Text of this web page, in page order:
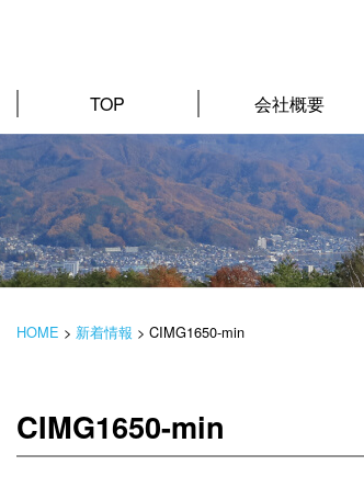
TOP 会社概要
HOME > 新着情報 > CIMG1650-min
CIMG1650-min